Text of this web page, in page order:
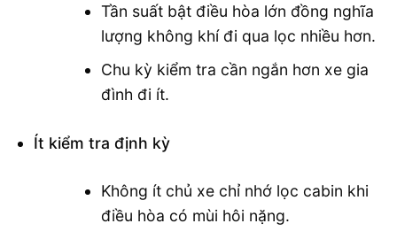
Tần suất bật điều hòa lớn đồng nghĩa
lượng không khí đi qua lọc nhiều hơn.
Chu kỳ kiểm tra cần ngắn hơn xe gia
đình đi ít.
Ít kiểm tra định kỳ
Không ít chủ xe chỉ nhớ lọc cabin khi
điều hòa có mùi hôi nặng.